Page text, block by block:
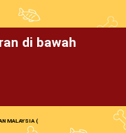
di bawah
MALAYSIA (